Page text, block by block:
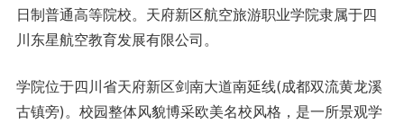
日制普通高等院校。天府新区航空旅游职业学院隶属于四
川东星航空教育发展有限公司。
学院位于四川省天府新区剑南大道南延线(成都双流黄龙溪
古镇旁)。校园整体风貌博采欧美名校风格，是一所景观学